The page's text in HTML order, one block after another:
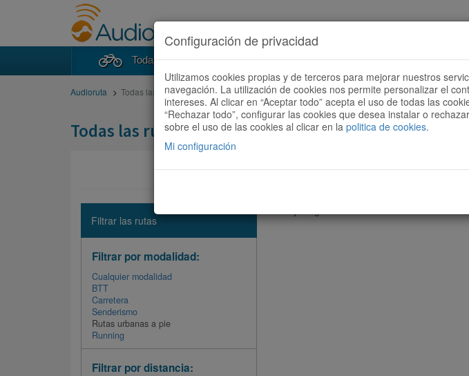
Todas las rutas Buscador de rutas Quieres
Audioruta Todas las rutas
Todas las rutas
Filtrar las rutas
Filtrar por modalidad:
Cualquier modalidad
BTT
Carretera
Senderismo
Rutas urbanas a pie
Running
Filtrar por distancia:
Configuración de privacidad
Utilizamos cookies propias y de terceros para mejorar nuestros
navegación. La utilización de cookies nos permite personalizar el
intereses. Al clicar en “Aceptar todo” acepta el uso de todas las
“Rechazar todo”, configurar las cookies que desea instalar o
sobre el uso de las cookies al clicar en la politica de cookies.
Mi configuración